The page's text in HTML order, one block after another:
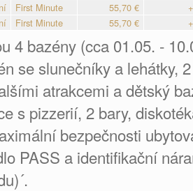
First Minute 55,70 €
First Minute 55,70 €
4 bazény (cca 01.05. -
se slunečníky a lehátky,
atrakcemi a dětský
s pizzerií, 2 bary,
bezpečnosti
PASS a identifikační